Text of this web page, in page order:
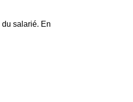
salarié. En